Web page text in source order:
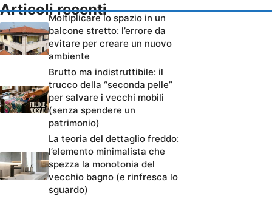
Articoli recenti
Moltiplicare lo spazio in un
balcone stretto: l’errore da
evitare per creare un nuovo
ambiente
Brutto ma indistruttibile: il
trucco della “seconda pelle”
per salvare i vecchi mobili
(senza spendere un
patrimonio)
La teoria del dettaglio freddo:
l’elemento minimalista che
spezza la monotonia del
vecchio bagno (e rinfresca lo
sguardo)